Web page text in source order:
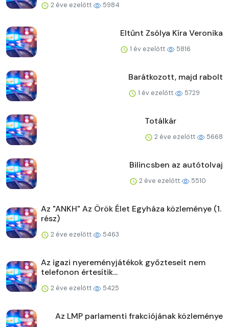
2 éve ezelőtt 5984
Eltűnt Zsólya Kíra Veronika
1 év ezelőtt 5816
Barátkozott, majd rabolt
1 év ezelőtt 5729
Totálkár
2 éve ezelőtt 5668
Bilincsben az autótolvaj
2 éve ezelőtt 5510
Az "ANKH" Az Örök Élet Egyháza közleménye (1.
rész)
2 éve ezelőtt 5463
Az igazi nyereményjátékok győzteseit nem
telefonon értesítik...
2 éve ezelőtt 5425
Az LMP parlamenti frakciójának közleménye